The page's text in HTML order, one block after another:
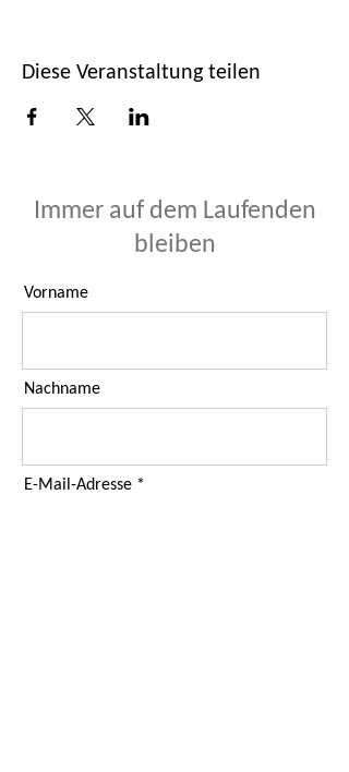
Diese Veranstaltung teilen
Immer auf dem Laufenden
bleiben
Vorname
Nachname
E-Mail-Adresse